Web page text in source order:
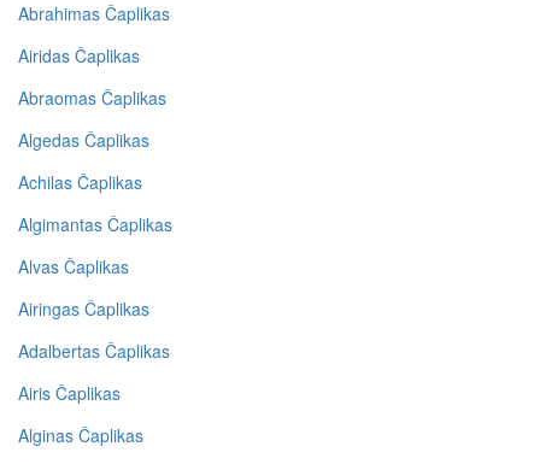
Abrahimas Čaplikas
Airidas Čaplikas
Abraomas Čaplikas
Algedas Čaplikas
Achilas Čaplikas
Algimantas Čaplikas
Alvas Čaplikas
Airingas Čaplikas
Adalbertas Čaplikas
Airis Čaplikas
Alginas Čaplikas